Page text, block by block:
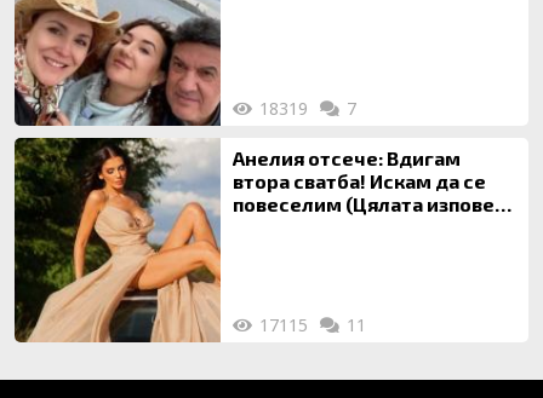
18319 7
Анелия отсече: Вдигам
втора сватба! Искам да се
повеселим (Цялата изповед
17115 11